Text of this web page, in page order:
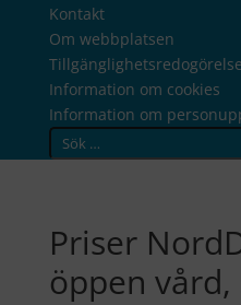
Kontakt
Om webbplatsen
Tillgänglighetsredogörelse
Information om cookies
Information om
Search
Priser
öppen vård,